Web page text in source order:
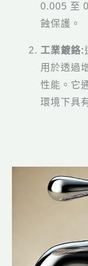
0.005 至
蝕保護。
工業鍍鉻:
用於透過
性能。它
環境下具